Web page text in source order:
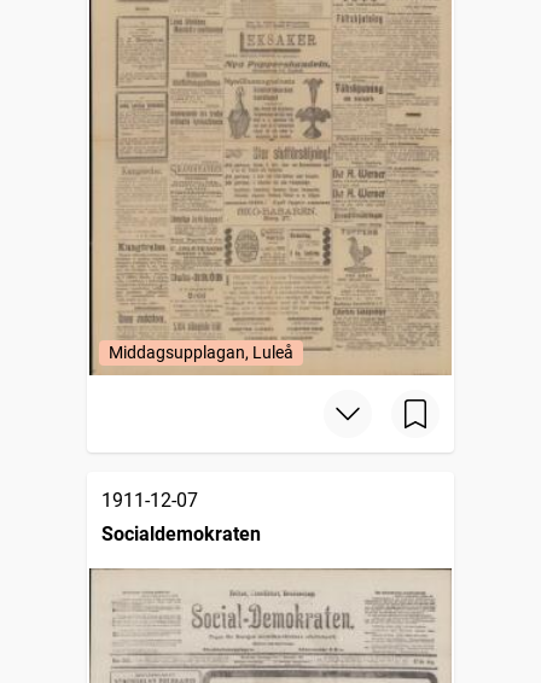
Middagsupplagan, Luleå
1911-12-07
Socialdemokraten